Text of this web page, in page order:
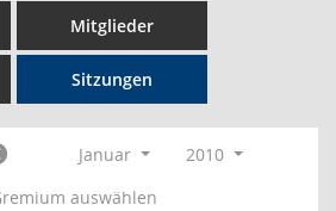
Mitglieder
Sitzungen
Januar
2010
auswählen